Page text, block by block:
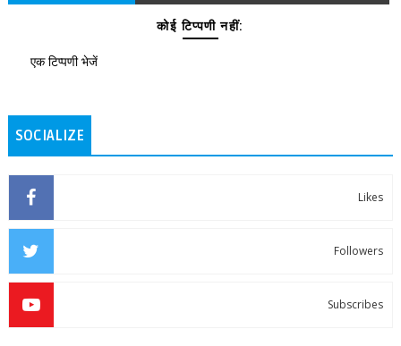
कोई टिप्पणी नहीं:
एक टिप्पणी भेजें
SOCIALIZE
Likes
Followers
Subscribes